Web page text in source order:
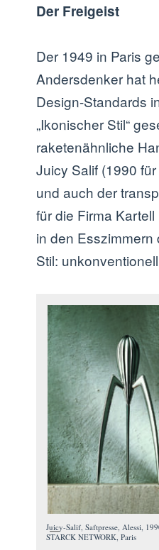
Der Freigeist
Der 1949 in Paris
Andersdenker hat
Design-Standards
„Ikonischer Stil“
raketenähnliche
Juicy Salif (1990
und auch der
für die Firma
in den Esszimmern
Stil:
Juicy-Salif, Saftpresse, Alessi,
STARCK NETWORK, Paris